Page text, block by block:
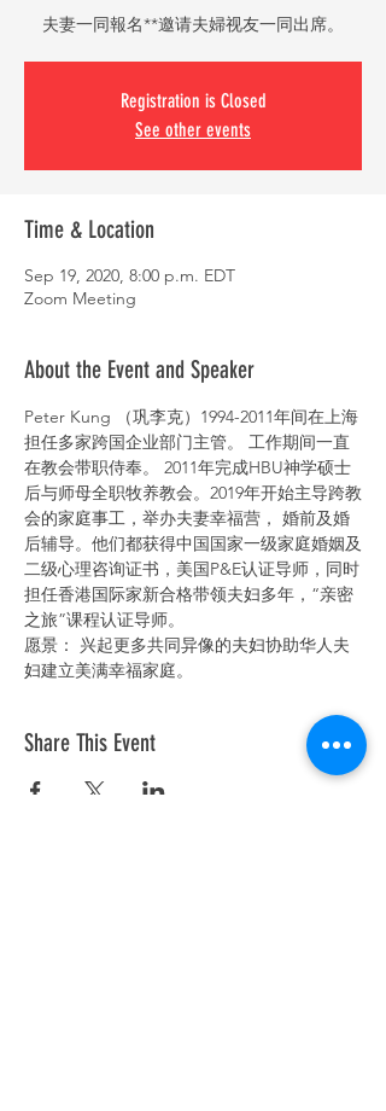
夫妻一同報名**邀请夫婦视友一同出席。
Registration is Closed
See other events
Time & Location
Sep 19, 2020, 8:00 p.m. EDT
Zoom Meeting
About the Event and Speaker
Peter Kung （巩李克）1994-2011年间在上海
担任多家跨国企业部门主管。 工作期间一直
在教会带职侍奉。 2011年完成HBU神学硕士
后与师母全职牧养教会。2019年开始主导跨教
会的家庭事工，举办夫妻幸福营， 婚前及婚
后辅导。他们都获得中国国家一级家庭婚姻及
二级心理咨询证书，美国P&E认证导师，同时
担任香港国际家新合格带领夫妇多年，“亲密
之旅”课程认证导师。
愿景： 兴起更多共同异像的夫妇协助华人夫
妇建立美满幸福家庭。
Share This Event